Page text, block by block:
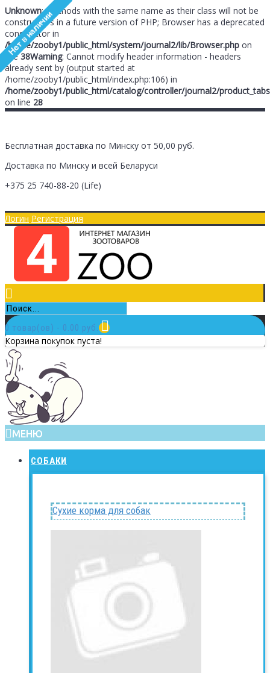
Unknown: Methods with the same name as their class will not be
constructors in a future version of PHP; Browser has a deprecated
constructor in
/home/zooby1/public_html/system/journal2/lib/Browser.php on
line38Warning: Cannot modify header information - headers
already sent by (output started at
/home/zooby1/public_html/index.php:106) in
/home/zooby1/public_html/catalog/controller/journal2/
on line 28
Бесплатная доставка по Минску от 50,00 руб.
Доставка по Минску и всей Беларуси
+375 25 740-88-20 (Life)
Логин Регистрация
0 товар(ов) - 0.00 руб.
Корзина покупок пуста!
МЕНЮ
СОБАКИ
Сухие корма для собак